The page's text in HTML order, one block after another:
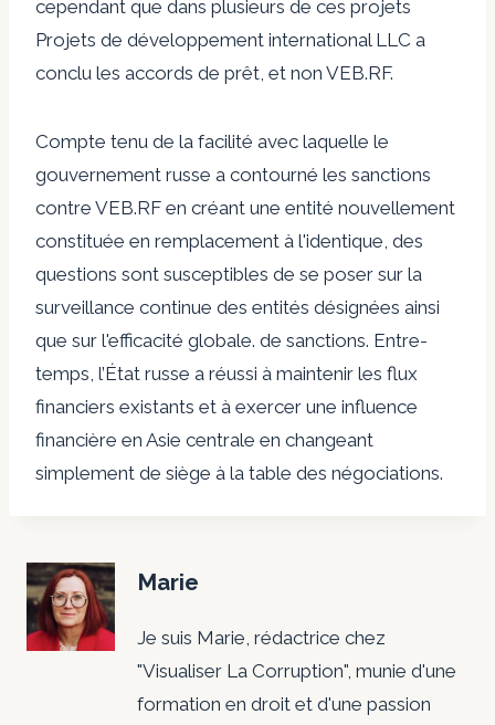
cependant que dans plusieurs de ces projets
Projets de développement international LLC a
conclu les accords de prêt, et non VEB.RF.
Compte tenu de la facilité avec laquelle le
gouvernement russe a contourné les sanctions
contre VEB.RF en créant une entité nouvellement
constituée en remplacement à l'identique, des
questions sont susceptibles de se poser sur la
surveillance continue des entités désignées ainsi
que sur l'efficacité globale. de sanctions. Entre-
temps, l’État russe a réussi à maintenir les flux
financiers existants et à exercer une influence
financière en Asie centrale en changeant
simplement de siège à la table des négociations.
Marie
Je suis Marie, rédactrice chez
"Visualiser La Corruption", munie d'une
formation en droit et d'une passion